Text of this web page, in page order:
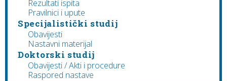
Rezultati ispita
Pravilnici i upute
Specijalistički studij
Obavijesti
Nastavni materijal
Doktorski studij
Obavijesti / Akti i procedure
Raspored nastave